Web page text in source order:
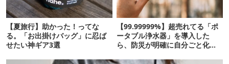
【夏旅行】助かった！ってな
る。「お出掛けバッグ」に忍ば
せたい神ギア3選
【99.99999%】超売れてる「ポ
ータブル浄水器」を導入した
ら、防災が明確に自分ごと化し